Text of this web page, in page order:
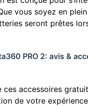
vous soyez en
seront prêtes
PRO 2: avis &
ces accessoires
de votre